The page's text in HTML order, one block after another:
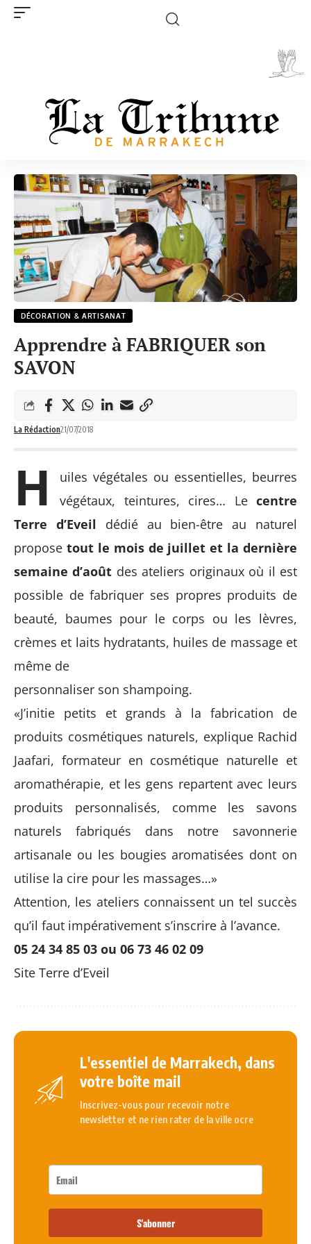
DÉCORATION & ARTISANAT
Apprendre à FABRIQUER son
SAVON
La Rédaction21/07/2018
H
uiles végétales ou essentielles, beurres
végétaux, teintures, cires… Le centre
Terre d’Eveil dédié au bien-être au naturel
propose tout le mois de juillet et la dernière
semaine d’août des ateliers originaux où il est
possible de fabriquer ses propres produits de
beauté, baumes pour le corps ou les lèvres,
crèmes et laits hydratants, huiles de massage et
même de
personnaliser son shampoing.
«J’initie petits et grands à la fabrication de
produits cosmétiques naturels, explique Rachid
Jaafari, formateur en cosmétique naturelle et
aromathérapie, et les gens repartent avec leurs
produits personnalisés, comme les savons
naturels fabriqués dans notre savonnerie
artisanale ou les bougies aromatisées dont on
utilise la cire pour les massages…»
Attention, les ateliers connaissent un tel succès
qu’il faut impérativement s’inscrire à l’avance.
05 24 34 85 03 ou 06 73 46 02 09
Site Terre d’Eveil
L'essentiel de Marrakech, dans
votre boîte mail
Inscrivez-vous pour recevoir notre
newsletter et ne rien rater de la ville ocre
S'abonner